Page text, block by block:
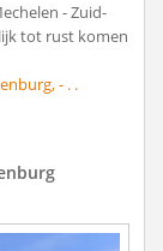
- Zuid-
tot rust komen
- . .